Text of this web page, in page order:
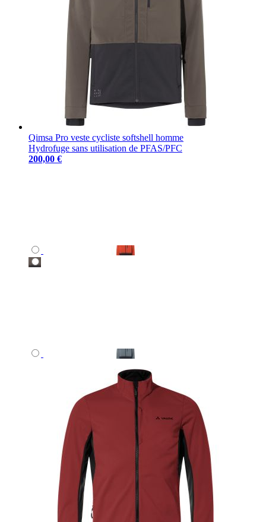
Qimsa Pro veste cycliste softshell homme
Hydrofuge sans utilisation de PFAS/PFC
200,00 €